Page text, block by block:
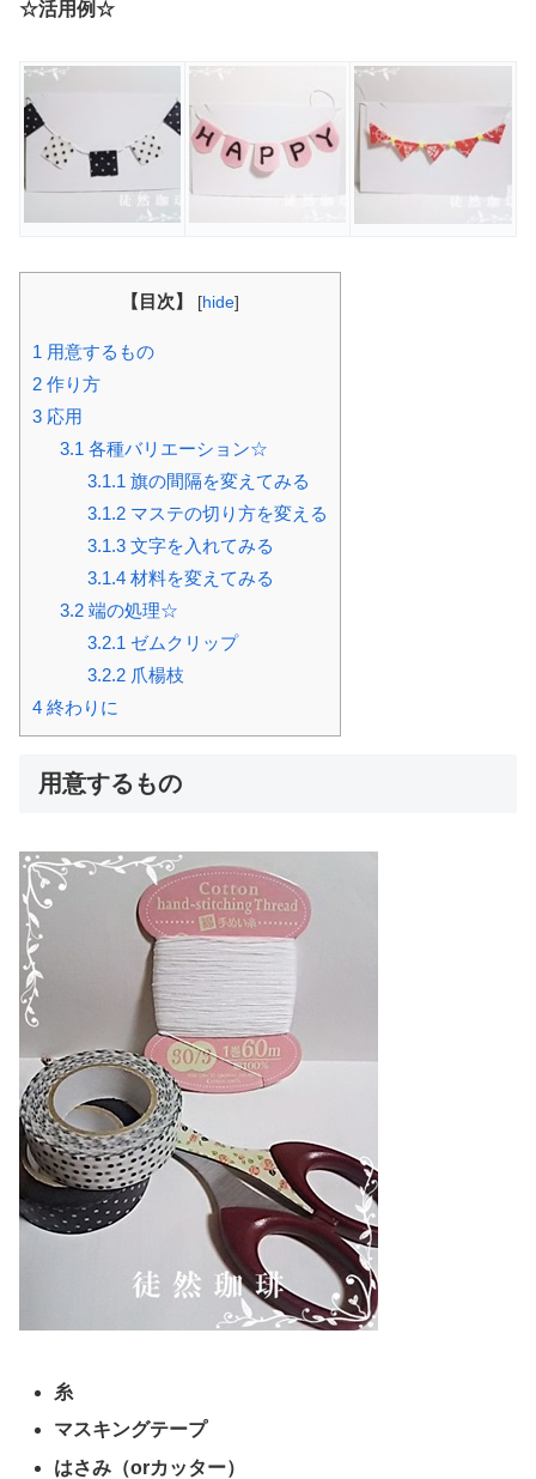
☆活用例☆
【目次】 [hide]
1 用意するもの
2 作り方
3 応用
3.1 各種バリエーション☆
3.1.1 旗の間隔を変えてみる
3.1.2マステの切り方を変える
3.1.3文字を入れてみる
3.1.4材料を変えてみる
3.2端の処理☆
3.2.1 ゼムクリップ
3.2.2爪楊枝
4 終わりに
用意するもの
糸
マスキングテープ
はさみ（orカッター）